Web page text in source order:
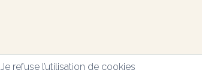
Je refuse l’utilisation de cookies